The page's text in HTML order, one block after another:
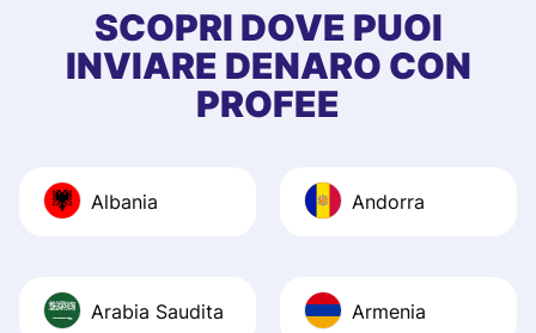
first started
app, and they
quick to provide
Recommend it!
SCOPRI DOVE PUOI
INVIARE DENARO CON
PROFEE
Albania Andorra
Arabia Saudita Armenia